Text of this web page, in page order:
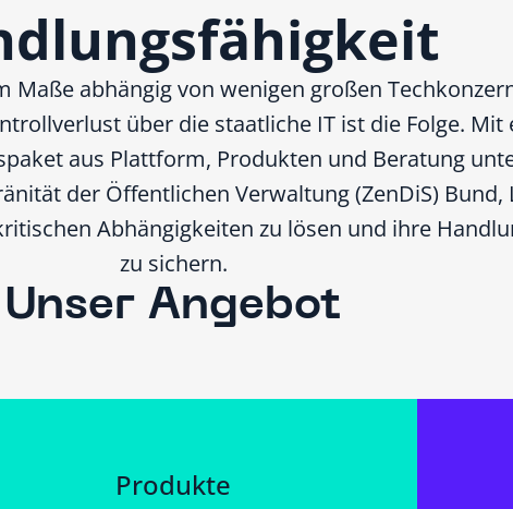
Maße abhängig von wenigen großen
über die staatliche IT ist die Folge. Mit
aus Plattform, Produkten und Beratung
der Öffentlichen Verwaltung (ZenDiS) Bund,
Abhängigkeiten zu lösen und ihre
zu sichern.
Unser Angebot
Produkte